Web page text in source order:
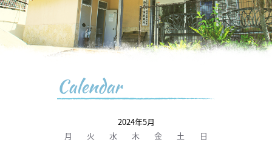
Calendar
2024年5月
月
火 水 木 金 土 日